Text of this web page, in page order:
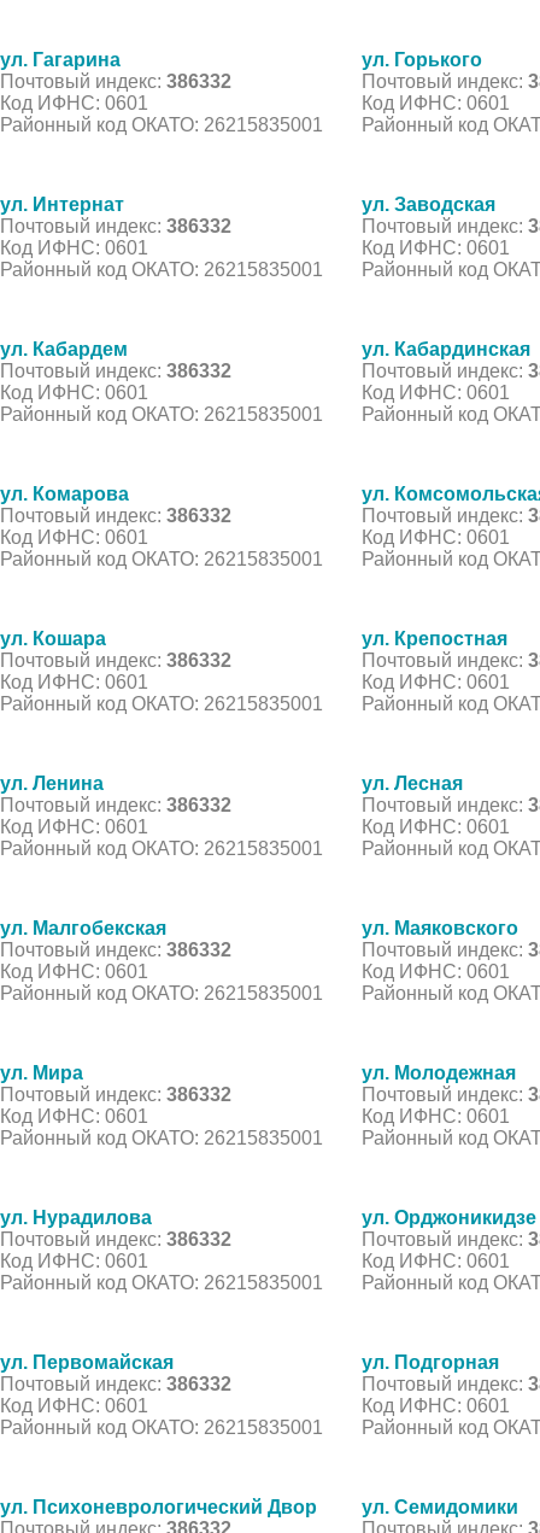
ул. Гагарина
Почтовый индекс: 386332
Код ИФНС: 0601
Районный код ОКАТО: 26215835001
ул. Горького
Почтовый индекс:
Код ИФНС: 0601
Районный код
ул. Интернат
Почтовый индекс: 386332
Код ИФНС: 0601
Районный код ОКАТО: 26215835001
ул. Заводская
Почтовый индекс:
Код ИФНС: 0601
Районный код
ул. Кабардем
Почтовый индекс: 386332
Код ИФНС: 0601
Районный код ОКАТО: 26215835001
ул. Кабардинская
Почтовый индекс:
Код ИФНС: 0601
Районный код
ул. Комарова
Почтовый индекс: 386332
Код ИФНС: 0601
Районный код ОКАТО: 26215835001
ул.
Почтовый индекс:
Код ИФНС: 0601
Районный код
ул. Кошара
Почтовый индекс: 386332
Код ИФНС: 0601
Районный код ОКАТО: 26215835001
ул. Крепостная
Почтовый индекс:
Код ИФНС: 0601
Районный код
ул. Ленина
Почтовый индекс: 386332
Код ИФНС: 0601
Районный код ОКАТО: 26215835001
ул. Лесная
Почтовый индекс:
Код ИФНС: 0601
Районный код
ул. Малгобекская
Почтовый индекс: 386332
Код ИФНС: 0601
Районный код ОКАТО: 26215835001
ул. Маяковского
Почтовый индекс:
Код ИФНС: 0601
Районный код
ул. Мира
Почтовый индекс: 386332
Код ИФНС: 0601
Районный код ОКАТО: 26215835001
ул. Молодежная
Почтовый индекс:
Код ИФНС: 0601
Районный код
ул. Нурадилова
Почтовый индекс: 386332
Код ИФНС: 0601
Районный код ОКАТО: 26215835001
ул. Орджоникидзе
Почтовый индекс:
Код ИФНС: 0601
Районный код
ул. Первомайская
Почтовый индекс: 386332
Код ИФНС: 0601
Районный код ОКАТО: 26215835001
ул. Подгорная
Почтовый индекс:
Код ИФНС: 0601
Районный код
ул. Психоневрологический Двор
Почтовый индекс: 386332
ул. Семидомики
Почтовый индекс: